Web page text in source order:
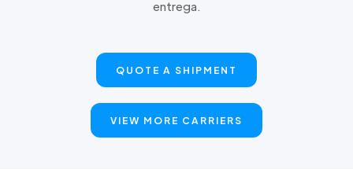
entrega.
QUOTE A SHIPMENT
VIEW MORE CARRIERS